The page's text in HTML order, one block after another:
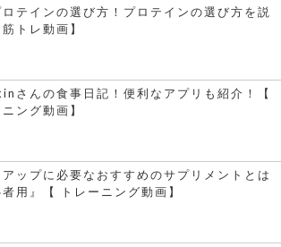
テインの選び方！プロテインの選び方を説
トレ動画】
さんの食事日記！便利なアプリも紹介！【
ング動画】
ップに必要なおすすめのサプリメントとは
者用』【 トレーニング動画】